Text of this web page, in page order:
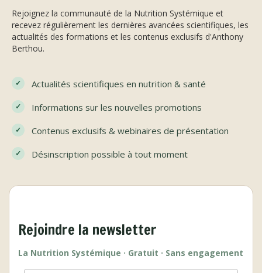
Rejoignez la communauté de la Nutrition Systémique et
recevez régulièrement les dernières avancées scientifiques, les
actualités des formations et les contenus exclusifs d'Anthony
Berthou.
Actualités scientifiques en nutrition & santé
Informations sur les nouvelles promotions
Contenus exclusifs & webinaires de présentation
Désinscription possible à tout moment
Rejoindre la newsletter
La Nutrition Systémique · Gratuit · Sans engagement